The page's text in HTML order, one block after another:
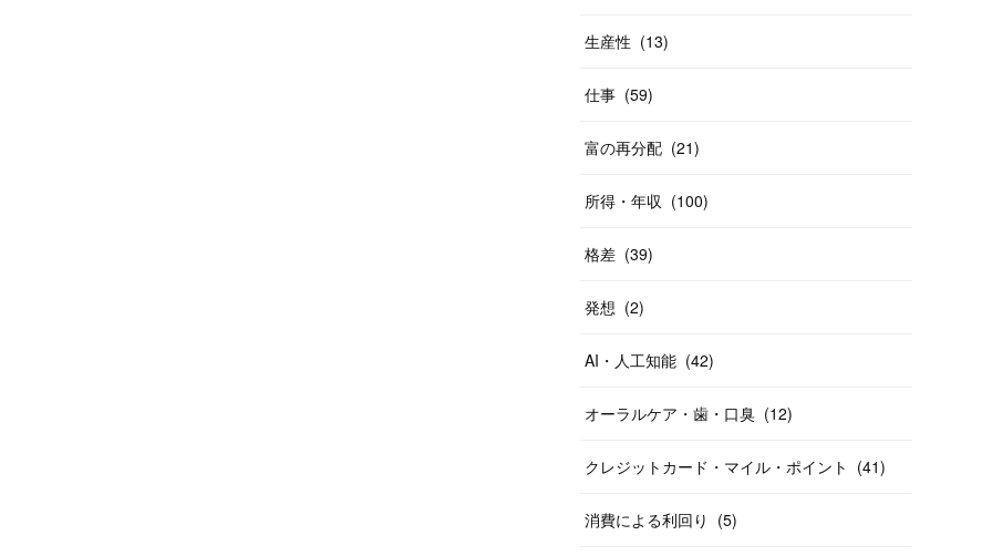
生産性 (13)
仕事 (59)
富の再分配 (21)
所得・年収 (100)
格差 (39)
発想 (2)
AI・人工知能 (42)
オーラルケア・歯・口臭 (12)
クレジットカード・マイル・ポイント (41)
消費による利回り (5)